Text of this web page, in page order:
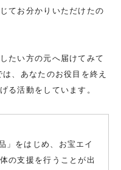
てお分かりいただけたの
たい方の元へ届けてみて
、あなたのお役目を終え
る活動をしています。
」をはじめ、お宝エイ
の支援を行うことが出